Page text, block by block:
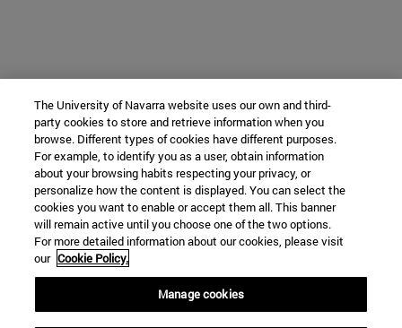
The University of Navarra website uses our own and third-
party cookies to store and retrieve information when you
browse. Different types of cookies have different purposes.
For example, to identify you as a user, obtain information
about your browsing habits respecting your privacy, or
personalize how the content is displayed. You can select the
cookies you want to enable or accept them all. This banner
will remain active until you choose one of the two options.
For more detailed information about our cookies, please visit
our Cookie Policy.
Manage cookies